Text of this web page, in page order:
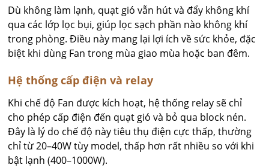
Dù không làm lạnh, quạt gió vẫn hút và đẩy không khí
qua các lớp lọc bụi, giúp lọc sạch phần nào không khí
trong phòng. Điều này mang lại lợi ích về sức khỏe, đặc
biệt khi dùng Fan trong mùa giao mùa hoặc ban đêm.
Hệ thống cấp điện và relay
Khi chế độ Fan được kích hoạt, hệ thống relay sẽ chỉ
cho phép cấp điện đến quạt gió và bỏ qua block nén.
Đây là lý do chế độ này tiêu thụ điện cực thấp, thường
chỉ từ 20–40W tùy model, thấp hơn rất nhiều so với khi
bật lạnh (400–1000W).